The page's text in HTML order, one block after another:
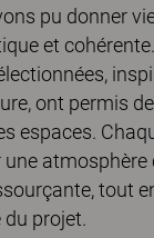
pu donner
et
ont permis
espaces.
une atmosphère
tout
projet.